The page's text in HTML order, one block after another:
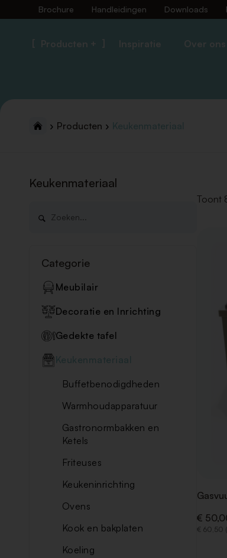
Brochure Handleidingen Downloads
Producten + Inspiratie Over ons
Producten Keukenmateriaal
Keukenmateriaal
Categorie
Meubilair
Decoratie en Inrichting
Gedekte tafel
Keukenmateriaal
Buffetbenodigdheden
Warmhoudapparatuur
Gastronormbakken en
Ketels
Friteuses
Keukeninrichting
Ovens
Kook en bakplaten
Koeling
Toont
€
€ 60,50